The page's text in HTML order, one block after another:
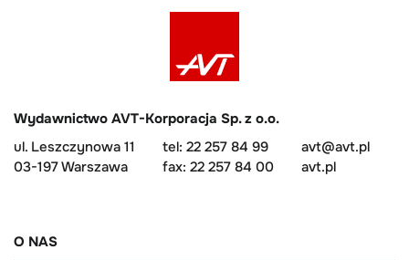
Wydawnictwo AVT-Korporacja Sp. z o.o.
ul. Leszczynowa 11
03-197 Warszawa
tel: 22 257 84 99
fax: 22 257 84 00
avt@avt.pl
avt.pl
O NAS